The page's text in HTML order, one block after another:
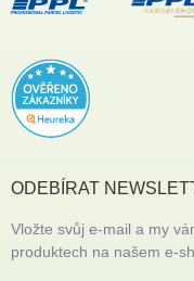
ODEBÍRAT
Vložte svůj e-mail a my
produktech na našem e-